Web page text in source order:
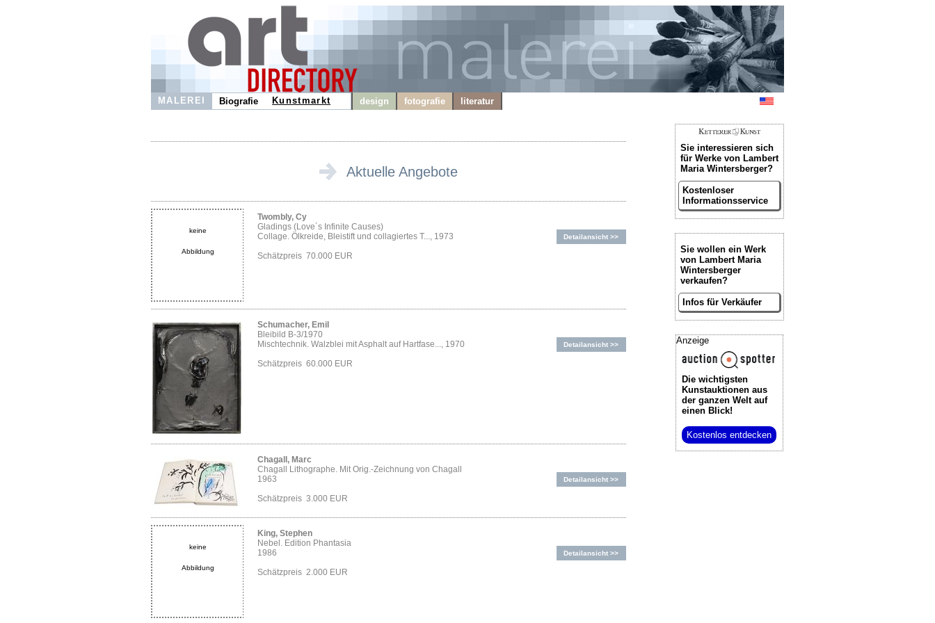
MALEREI Biografie Kunstmarkt design fotografie literatur
Aktuelle Angebote
keine
Abbildung
Twombly, Cy
Gladings (Love´s Infinite Causes)
Collage. Ölkreide, Bleistift und collagiertes T..., 1973
Schätzpreis 70.000 EUR
Detailansicht >>
Schumacher, Emil
Bleibild B-3/1970
Mischtechnik. Walzblei mit Asphalt auf Hartfase..., 1970
Schätzpreis 60.000 EUR
Detailansicht >>
Chagall, Marc
Chagall Lithographe. Mit Orig.-Zeichnung von Chagall
1963
Schätzpreis 3.000 EUR
Detailansicht >>
keine
Abbildung
King, Stephen
Nebel. Edition Phantasia
1986
Schätzpreis 2.000 EUR
Detailansicht >>
Sie interessieren sich
für Werke von Lambert
Maria Wintersberger?
Kostenloser
Informationsservice
Sie wollen ein Werk
von Lambert Maria
Wintersberger
verkaufen?
Infos für Verkäufer
Anzeige
Die wichtigsten
Kunstauktionen aus
der ganzen Welt auf
einen Blick!
Kostenlos entdecken